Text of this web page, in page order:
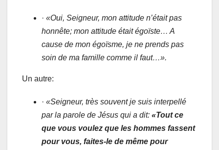
· «Oui, Seigneur, mon attitude n’était pas
honnête; mon attitude était égoïste… A
cause de mon égoïsme, je ne prends pas
soin de ma famille comme il faut…».
Un autre:
· «Seigneur, très souvent je suis interpellé
par la parole de Jésus qui a dit: «Tout ce
que vous voulez que les hommes fassent
pour vous, faites-le de même pour